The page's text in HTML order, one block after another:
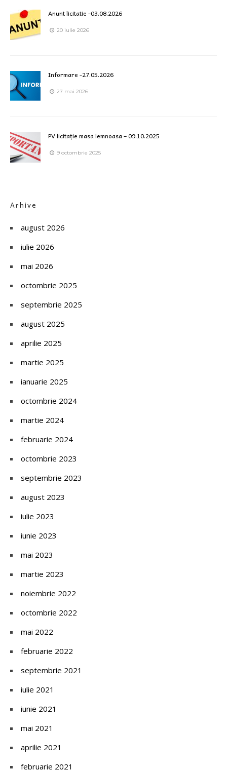
Anunt licitatie -03.08.2026
20 iulie 2026
Informare -27.05.2026
27 mai 2026
PV licitație masa lemnoasa – 09.10.2025
9 octombrie 2025
Arhive
august 2026
iulie 2026
mai 2026
octombrie 2025
septembrie 2025
august 2025
aprilie 2025
martie 2025
ianuarie 2025
octombrie 2024
martie 2024
februarie 2024
octombrie 2023
septembrie 2023
august 2023
iulie 2023
iunie 2023
mai 2023
martie 2023
noiembrie 2022
octombrie 2022
mai 2022
februarie 2022
septembrie 2021
iulie 2021
iunie 2021
mai 2021
aprilie 2021
februarie 2021